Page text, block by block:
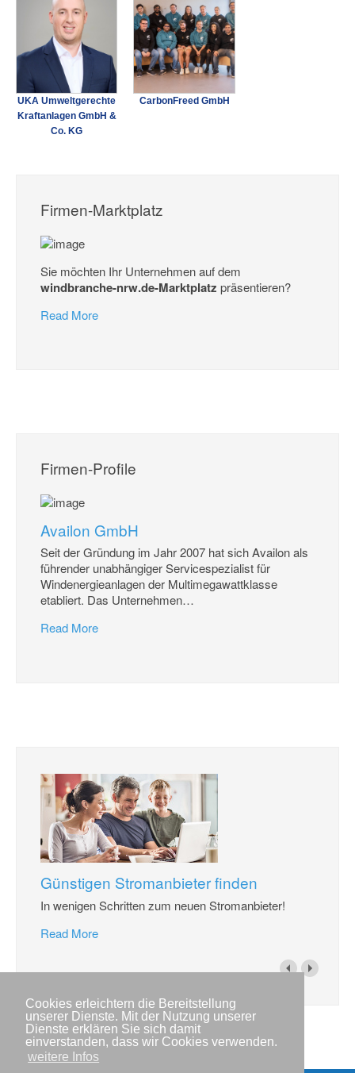
Cookies erleichtern die Bereitstellung
unserer Dienste. Mit der Nutzung unserer
Dienste erklären Sie sich damit
einverstanden, dass wir Cookies verwenden.
weitere Infos
UKA Umweltgerechte
Kraftanlagen GmbH &
Co. KG
CarbonFreed GmbH
Firmen-Marktplatz
Sie möchten Ihr Unternehmen auf dem
windbranche-nrw.de-Marktplatz präsentieren?
Read More
Firmen-Profile
Availon GmbH
Seit der Gründung im Jahr 2007 hat sich Availon als
führender unabhängiger Servicespezialist für
Windenergieanlagen der Multimegawattklasse
etabliert. Das Unternehmen…
Read More
Günstigen Stromanbieter finden
In wenigen Schritten zum neuen Stromanbieter!
Read More